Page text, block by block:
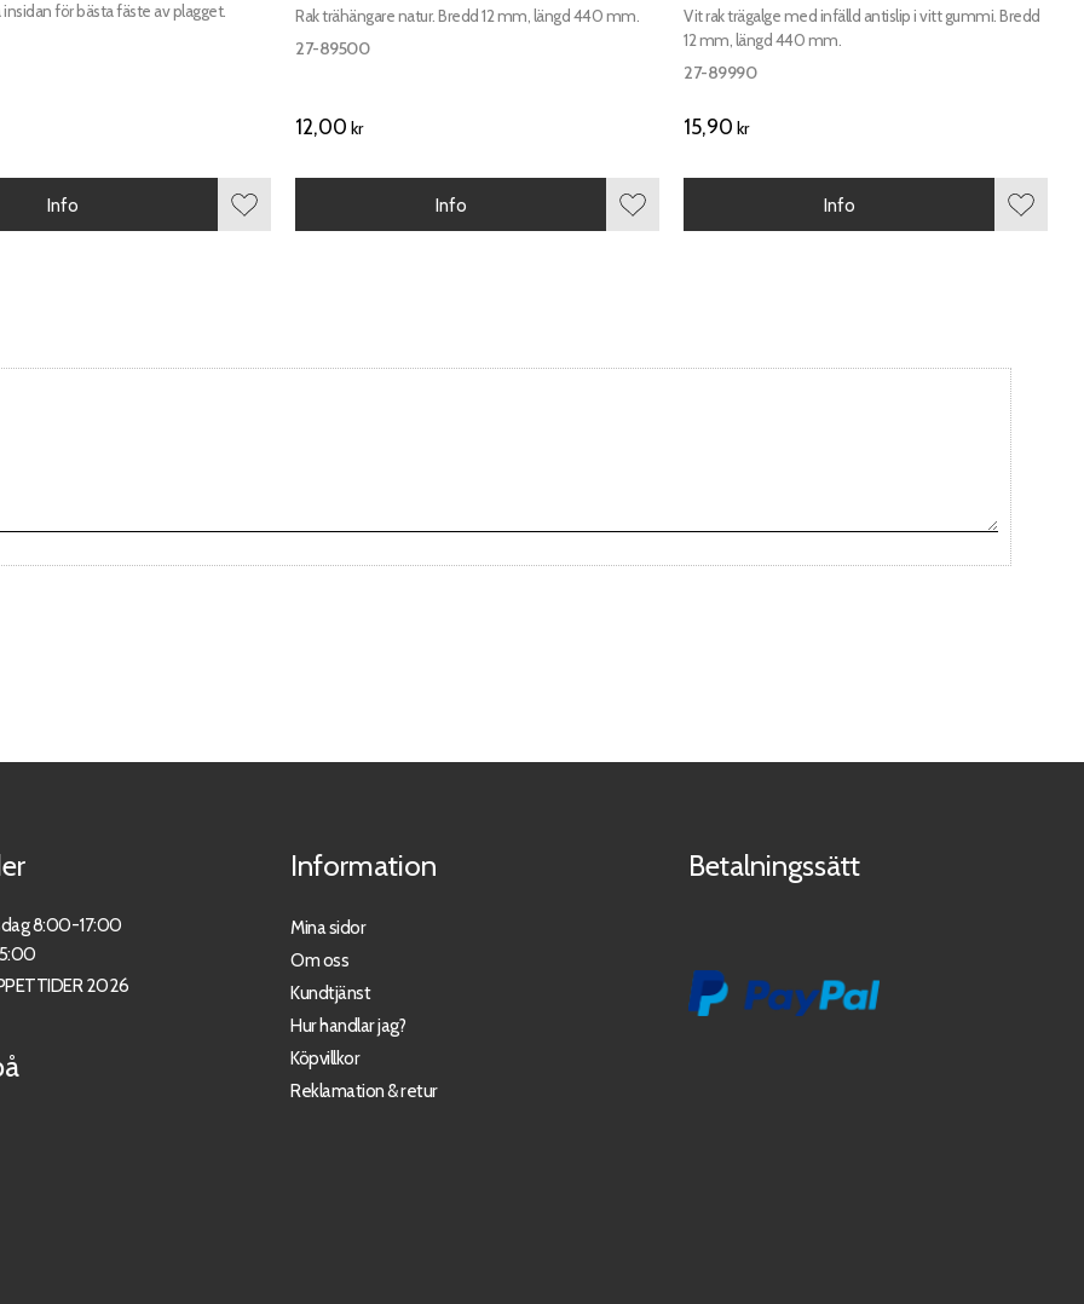
insidan för bästa fäste av plagget.
Lägg till i favoriter
Info
Rak trähängare natur. Bredd 12 mm, längd 440 mm.
27-89500
12,00 kr
Lägg till i favoriter
Info
Vit rak trägalge med infälld antislip i vitt gummi. Bredd
12 mm, längd 440 mm.
27-89990
15,90 kr
Lägg
Info
8:00-17:00
2026
Information
Mina sidor
Om oss
Kundtjänst
Hur handlar jag?
Köpvillkor
Reklamation & retur
Betalningssätt